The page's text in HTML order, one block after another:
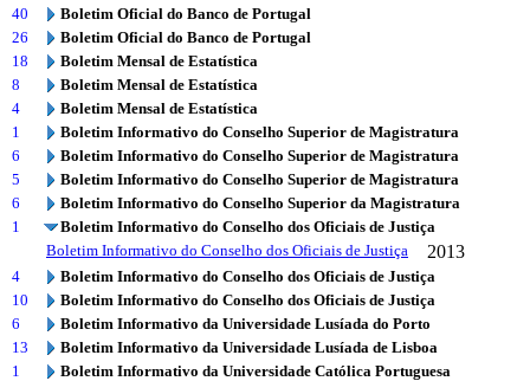
40
Boletim Oficial do Banco de Portugal
26
Boletim Oficial do Banco de Portugal
18
Boletim Mensal de Estatística
8
Boletim Mensal de Estatística
4
Boletim Mensal de Estatística
1
Boletim Informativo do Conselho Superior de Magistratura
6
Boletim Informativo do Conselho Superior de Magistratura
5
Boletim Informativo do Conselho Superior de Magistratura
6
Boletim Informativo do Conselho Superior da Magistratura
1
Boletim Informativo do Conselho dos Oficiais de Justiça
Boletim Informativo do Conselho dos Oficiais de Justiça
2013
4
Boletim Informativo do Conselho dos Oficiais de Justiça
10
Boletim Informativo do Conselho dos Oficiais de Justiça
6
Boletim Informativo da Universidade Lusíada do Porto
13
Boletim Informativo da Universidade Lusíada de Lisboa
1
Boletim Informativo da Universidade Católica Portuguesa